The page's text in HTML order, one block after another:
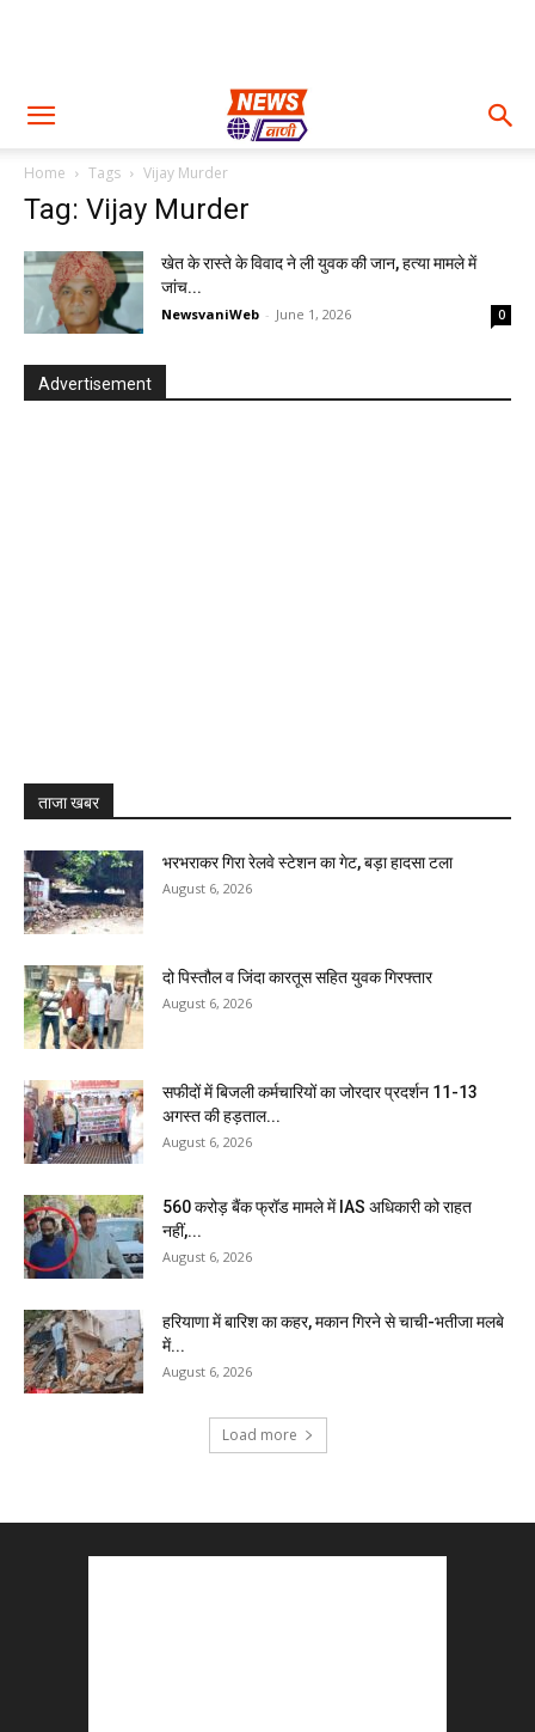
Home Tags Vijay Murder
Tag: Vijay Murder
खेत के रास्ते के विवाद ने ली युवक की जान, हत्या मामले में
जांच...
NewsvaniWeb - June 1, 2026 0
Advertisement
ताजा खबर
भरभराकर गिरा रेलवे स्टेशन का गेट, बड़ा हादसा टला
August 6, 2026
दो पिस्तौल व जिंदा कारतूस सहित युवक गिरफ्तार
August 6, 2026
सफीदों में बिजली कर्मचारियों का जोरदार प्रदर्शन 11-13
अगस्त की हड़ताल...
August 6, 2026
₹560 करोड़ बैंक फ्रॉड मामले में IAS अधिकारी को राहत
नहीं,...
August 6, 2026
हरियाणा में बारिश का कहर, मकान गिरने से चाची-भतीजा मलबे
में...
August 6, 2026
Load more